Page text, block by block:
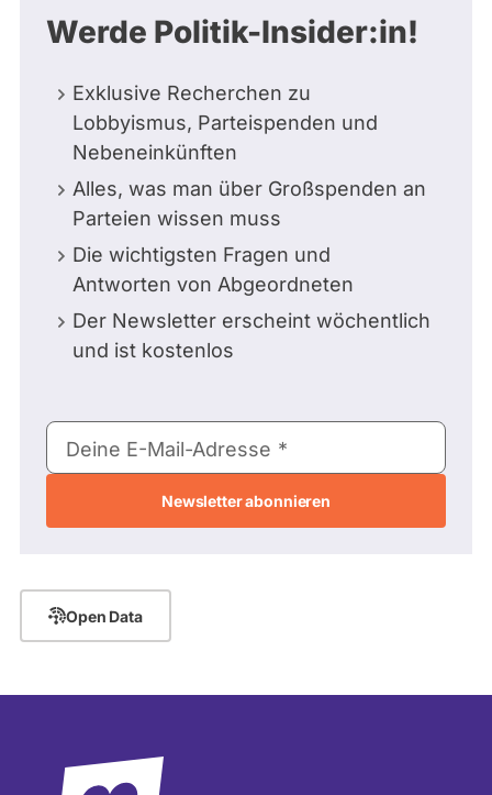
Werde Politik-Insider:in!
Exklusive Recherchen zu
Lobbyismus, Parteispenden und
Nebeneinkünften
Alles, was man über Großspenden an
Parteien wissen muss
Die wichtigsten Fragen und
Antworten von Abgeordneten
Der Newsletter erscheint wöchentlich
und ist kostenlos
E-
Mail-
Deine E-Mail-Adresse
Open Data